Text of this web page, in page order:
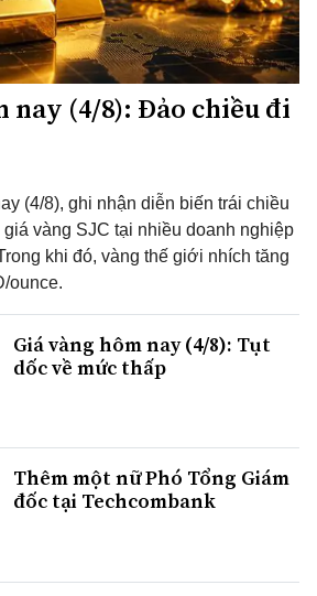
nay (4/8): Đảo chiều đi
(4/8), ghi nhận diễn biến trái chiều
vàng SJC tại nhiều doanh nghiệp
khi đó, vàng thế giới nhích tăng
ounce.
Giá vàng hôm nay (4/8): Tụt
dốc về mức thấp
Thêm một nữ Phó Tổng Giám
đốc tại Techcombank